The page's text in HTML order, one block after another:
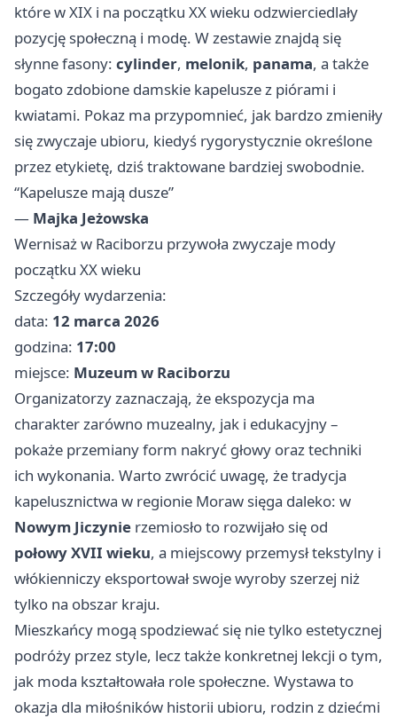
które w XIX i na początku XX wieku odzwierciedlały
pozycję społeczną i modę. W zestawie znajdą się
słynne fasony: cylinder, melonik, panama, a także
bogato zdobione damskie kapelusze z piórami i
kwiatami. Pokaz ma przypomnieć, jak bardzo zmieniły
się zwyczaje ubioru, kiedyś rygorystycznie określone
przez etykietę, dziś traktowane bardziej swobodnie.
“Kapelusze mają dusze”
— Majka Jeżowska
Wernisaż w Raciborzu przywoła zwyczaje mody
początku XX wieku
Szczegóły wydarzenia:
data: 12 marca 2026
godzina: 17:00
miejsce: Muzeum w Raciborzu
Organizatorzy zaznaczają, że ekspozycja ma
charakter zarówno muzealny, jak i edukacyjny –
pokaże przemiany form nakryć głowy oraz techniki
ich wykonania. Warto zwrócić uwagę, że tradycja
kapelusznictwa w regionie Moraw sięga daleko: w
Nowym Jiczynie rzemiosło to rozwijało się od
połowy XVII wieku, a miejscowy przemysł tekstylny i
włókienniczy eksportował swoje wyroby szerzej niż
tylko na obszar kraju.
Mieszkańcy mogą spodziewać się nie tylko estetycznej
podróży przez style, lecz także konkretnej lekcji o tym,
jak moda kształtowała role społeczne. Wystawa to
okazja dla miłośników historii ubioru, rodzin z dziećmi